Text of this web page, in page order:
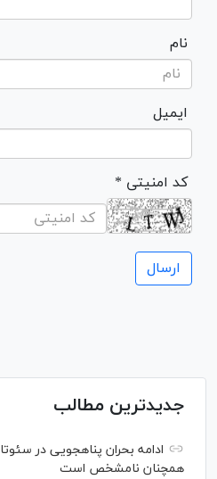
نام
ایمیل
* کد امنیتی
جدیدترین مطالب
ادامه بحران پناهجویی در
همچنان نامشخص است